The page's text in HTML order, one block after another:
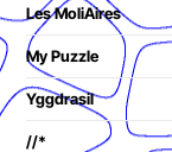
Les MoliAires
My Puzzle
Yggdrasil
//*